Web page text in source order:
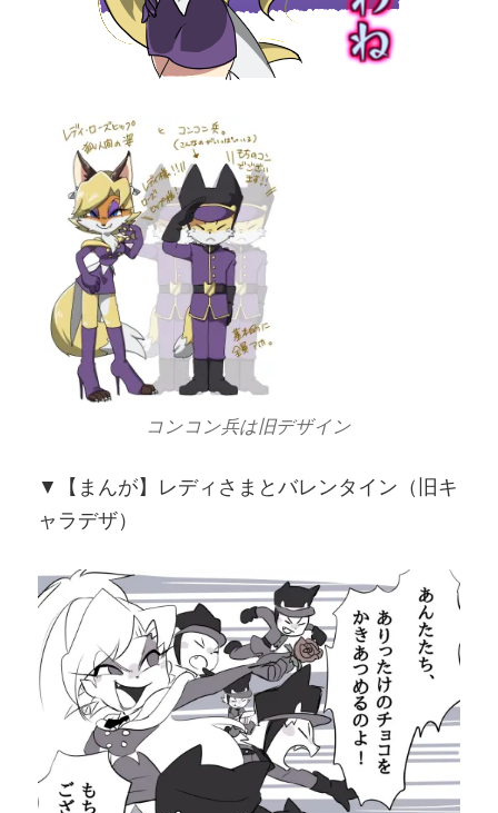
コンコン兵は旧デザイン
▼【まんが】レディさまとバレンタイン（旧キ
ャラデザ）